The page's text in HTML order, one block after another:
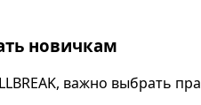
новичкам
важно выбрать